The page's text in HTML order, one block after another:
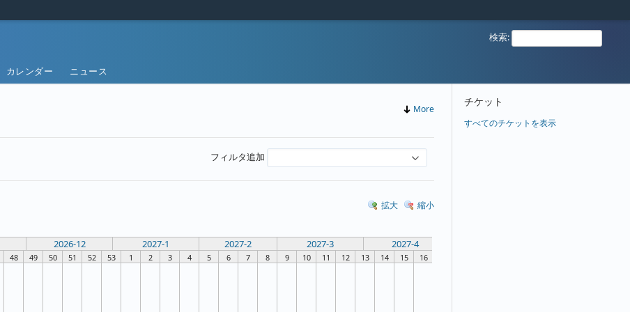
検索:
カレンダー ニュース
チケット
すべてのチケットを表示
More
フィルタ追加
拡大 縮小
2026-12 2027-1 2027-2 2027-3 2027-4
48 49 50 51 52 53 1 2 3 4 5 6 7 8 9 10 11 12 13 14 15 16